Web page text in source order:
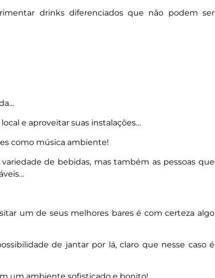
drinks diferenciados que não podem ser
e aproveitar suas instalações…
como música ambiente!
de bebidas, mas também as pessoas que
um de seus melhores bares é com certeza algo
de jantar por lá, claro que nesse caso é